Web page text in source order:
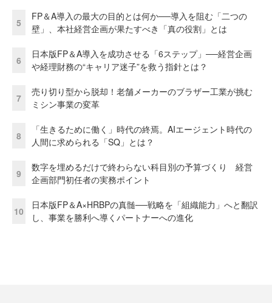
5
FP＆A導入の最大の目的とは何か──導入を阻む「二つの
壁」、本社経営企画が果たすべき「真の役割」とは
6
日本版FP＆A導入を成功させる「6ステップ」──経営企画
や経理財務の“キャリア迷子”を救う指針とは？
7
売り切り型から脱却！老舗メーカーのブラザー工業が挑む
ミシン事業の変革
8
「生きるために働く」時代の終焉。AIエージェント時代の
人間に求められる「SQ」とは？
9
数字を埋めるだけで終わらない科目別の予算づくり 経営
企画部門初任者の実務ポイント
10
日本版FP＆A×HRBPの真髄──戦略を「組織能力」へと翻訳
し、事業を勝利へ導くパートナーへの進化